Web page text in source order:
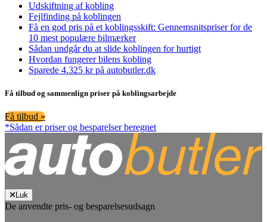
Udskiftning af kobling
Fejlfinding på koblingen
Få en god pris på et koblingsskift: Gennemsnitspriser for de
10 mest populære bilmærker
Sådan undgår du at slide koblingen for hurtigt
Hvordan fungerer bilens kobling
Sparede 4.325 kr på autobutler.dk
Få tilbud og sammenlign priser på koblingsarbejde
Få tilbud »
*Sådan er priser og besparelser beregnet
Luk
De anvendte pris- og besparelsesudsagn